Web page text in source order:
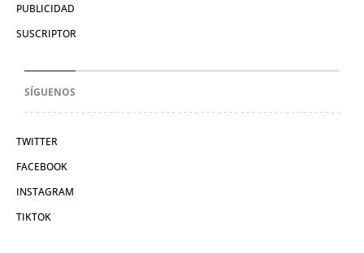
PUBLICIDAD
SUSCRIPTOR
SÍGUENOS
TWITTER
FACEBOOK
INSTAGRAM
TIKTOK